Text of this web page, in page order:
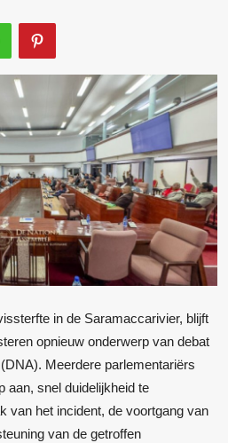
in de Saramaccarivier, blijft
opnieuw onderwerp van debat
Meerdere parlementariërs
aan, snel duidelijkheid te
van het incident, de voortgang van
van de getroffen